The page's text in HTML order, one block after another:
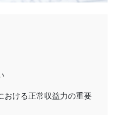
おける正常収益力の重要